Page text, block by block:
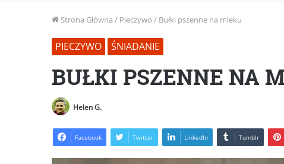
Strona Główna / Pieczywo / Bułki pszenne na mleku
PIECZYWO ŚNIADANIE
BUŁKI PSZENNE NA
Helen G.
Facebook Twitter LinkedIn Tumblr